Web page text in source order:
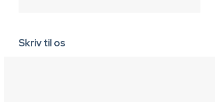
Skriv til os